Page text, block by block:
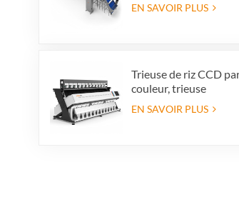
Grader powered by
EN SAVOIR PLUS
Trieuse de riz CCD
couleur, trieuse
grains, trieuse de riz
EN SAVOIR PLUS